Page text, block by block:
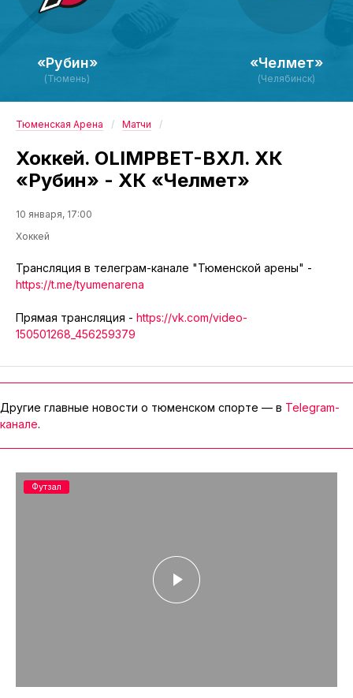
«Рубин»
(Тюмень)
«Челмет»
(Челябинск)
Тюменская Арена Матчи
Хоккей. OLIMPBET-ВХЛ. ХК
«Рубин» - ХК «Челмет»
10 января, 17:00
Хоккей
Трансляция в телеграм-канале "Тюменской арены" -
https://t.me/tyumenarena
Прямая трансляция - https://vk.com/video-
150501268_456259379
Другие главные новости о тюменском спорте — в Telegram-
канале.
Футзал